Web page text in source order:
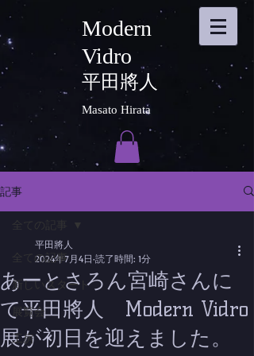
Modern
Vidro
平田將人
Masato Hirata
記事
全ての記事
新しいスタート
展覧会
工房
あーとさろん宮崎さんに
て平田將人 Modern Vidro
展が初日を迎えました。
平田將人
2024年7月4日 読了時間: 1分